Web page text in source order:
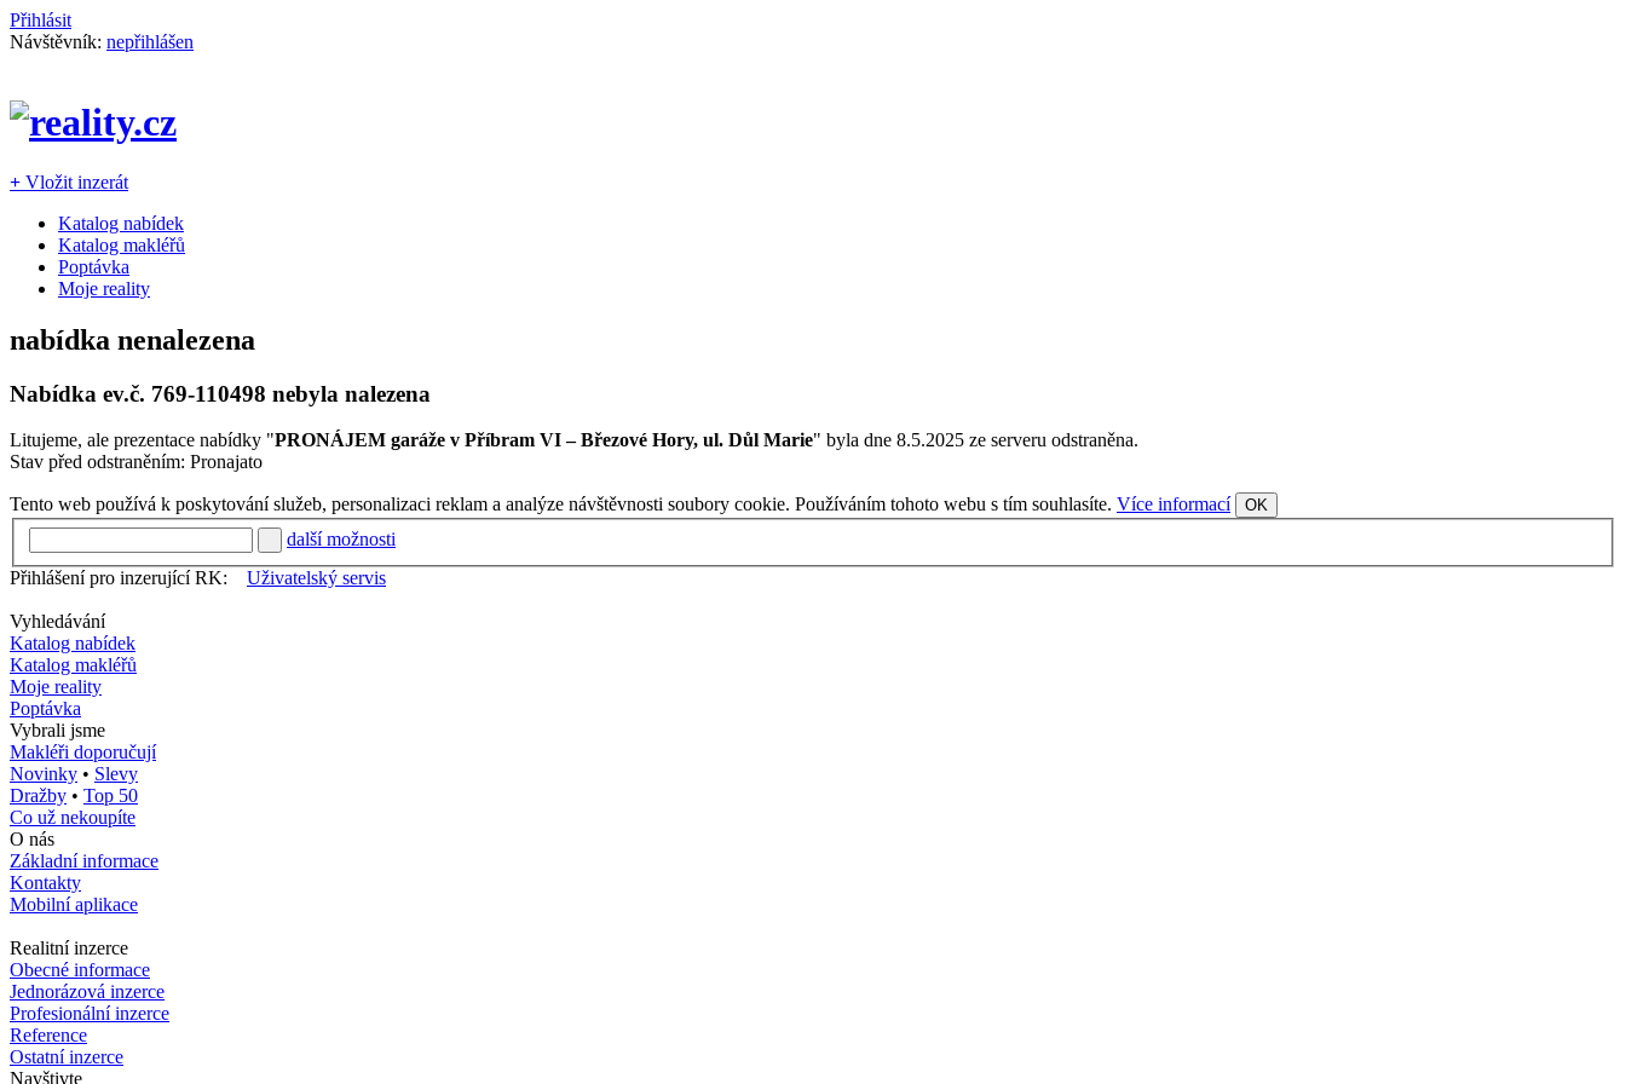
Přihlásit
Návštěvník: nepřihlášen
+ Vložit inzerát
Katalog nabídek
Katalog makléřů
Poptávka
Moje reality
nabídka nenalezena
Nabídka ev.č. 769-110498 nebyla nalezena
Litujeme, ale prezentace nabídky "PRONÁJEM garáže v Příbram VI – Březové Hory, ul. Důl Marie" byla dne 8.5.2025 ze serveru odstraněna.
Stav před odstraněním: Pronajato
Tento web používá k poskytování služeb, personalizaci reklam a analýze návštěvnosti soubory cookie. Používáním tohoto webu s tím souhlasíte. Více informací OK
další možnosti
Přihlášení pro inzerující RK:
Uživatelský servis
Vyhledávání
Katalog nabídek
Katalog makléřů
Moje reality
Poptávka
Vybrali jsme
Makléři doporučují
Novinky • Slevy
Dražby • Top 50
Co už nekoupíte
O nás
Základní informace
Kontakty
Mobilní aplikace
Realitní inzerce
Obecné informace
Jednorázová inzerce
Profesionální inzerce
Reference
Ostatní inzerce
Navštivte